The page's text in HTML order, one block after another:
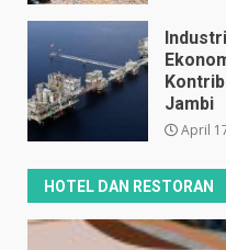
Jambi
April
HOTEL DAN RESTORAN